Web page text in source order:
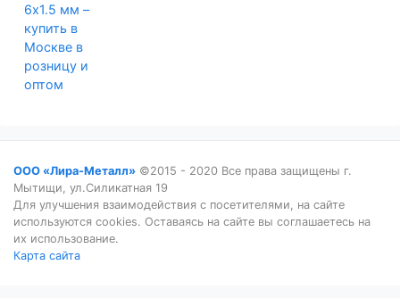
6х1.5 мм –
купить в
Москве в
розницу и
оптом
ООО «Лира-Металл» ©2015 - 2020 Все права защищены г.
Мытищи, ул.Силикатная 19
Для улучшения взаимодействия с посетителями, на сайте
используются cookies. Оставаясь на сайте вы соглашаетесь на
их использование.
Карта сайта